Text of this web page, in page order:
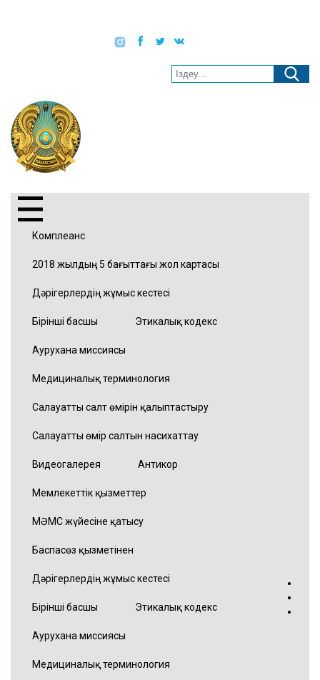
Комплеанс
2018 жылдың 5 бағыттағы жол картасы
Дәрігерлердің жұмыс кестесі
Бірінші басшы Этикалық кодекс
Аурухана миссиясы
Медициналық терминология
Салауатты салт өмірін қалыптастыру
Салауатты өмір салтын насихаттау
Видеогалерея Антикор
Мемлекеттік қызметтер
МӘМС жүйесіне қатысу
Баспасөз қызметінен
Дәрігерлердің жұмыс кестесі
Бірінші басшы Этикалық кодекс
Аурухана миссиясы
Медициналық терминология
•
•
•